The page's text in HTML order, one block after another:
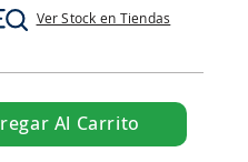
Ver Stock en Tiendas
Al Carrito